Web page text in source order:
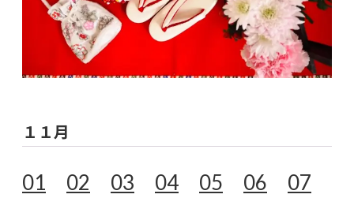
１１月
01 02 03 04 05 06
07